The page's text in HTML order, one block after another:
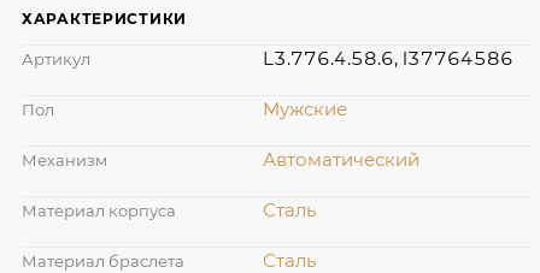
ХАРАКТЕРИСТИКИ
Артикул L3.776.4.58.6, l37764586
Пол Мужские
Механизм Автоматический
Материал корпуса Сталь
Материал браслета Сталь